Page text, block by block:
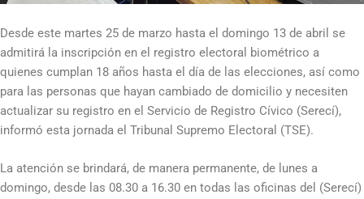
Desde este martes 25 de marzo hasta el domingo 13 de abril se
admitirá la inscripción en el registro electoral biométrico a
quienes cumplan 18 años hasta el día de las elecciones, así como
para las personas que hayan cambiado de domicilio y necesiten
actualizar su registro en el Servicio de Registro Cívico (Serecí),
informó esta jornada el Tribunal Supremo Electoral (TSE).
La atención se brindará, de manera permanente, de lunes a
domingo, desde las 08.30 a 16.30 en todas las oficinas del (Serecí)